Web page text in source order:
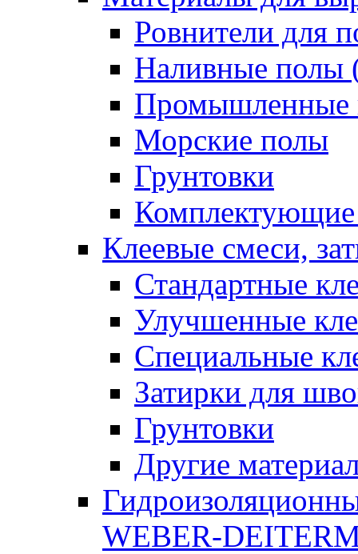
Ровнители для
Наливные полы
Промышленные
Морские полы
Грунтовки
Клеевые смеси,
Стандартные
Улучшенные
Специальные
Затирки для
Грунтовки
Другие
WEBER-